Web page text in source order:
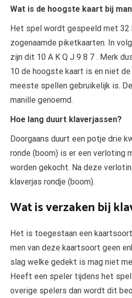
Wat is de hoogste kaart bij
Het spel wordt gespeeld met 32
zogenaamde piketkaarten. In
zijn dit 10 A K Q J 9 8 7 . Merk
10 de hoogste kaart is en niet de
meeste spellen gebruikelijk is.
manille genoemd.
Hoe lang duurt klaverjassen?
Doorgaans duurt een potje drie
ronde (boom) is er een verloting
worden gekocht. Na deze
klaverjas rondje (boom).
Wat is verzaken bij
Het is toegestaan een
men van deze kaartsoort geen
slag welke gedekt is mag niet
Heeft een speler tijdens het spel
overige spelers dan wordt dit